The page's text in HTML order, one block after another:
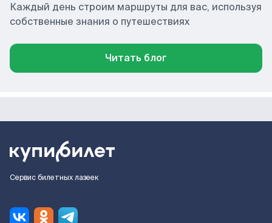
Каждый день строим маршруты для вас, используя
собственные знания о путешествиях
Читать блог
Сервис билетных лазеек